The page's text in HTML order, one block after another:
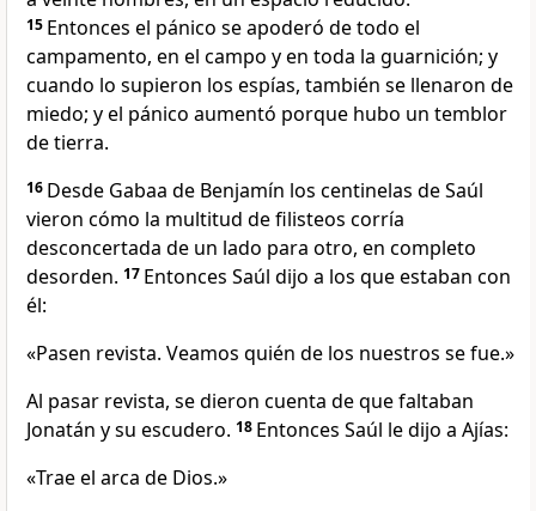
15 Entonces el pánico se apoderó de todo el
campamento, en el campo y en toda la guarnición; y
cuando lo supieron los espías, también se llenaron de
miedo; y el pánico aumentó porque hubo un temblor
de tierra.
16 Desde Gabaa de Benjamín los centinelas de Saúl
vieron cómo la multitud de filisteos corría
desconcertada de un lado para otro, en completo
desorden. 17 Entonces Saúl dijo a los que estaban con
él:
«Pasen revista. Veamos quién de los nuestros se fue.»
Al pasar revista, se dieron cuenta de que faltaban
Jonatán y su escudero. 18 Entonces Saúl le dijo a Ajías:
«Trae el arca de Dios.»